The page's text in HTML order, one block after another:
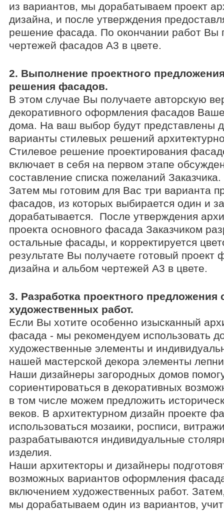
из вариантов, мы дорабатываем проект
дизайна, и после утверждения
решение фасада. По окончании работ Вы
чертежей фасадов А3 в цвете.
2. Выполнение проектного
решения фасадов.
В этом случае Вы получаете авторскую
декоративного оформления фасадов
дома. На ваш выбор будут представлены
варианты стилевых решений
Стилевое решение проектирования
включает в себя на первом этапе
составление списка пожеланий Заказчика.
Затем мы готовим для Вас три варианта
фасадов, из которых выбирается один и
дорабатывается. После утверждения
проекта основного фасада Заказчиком
остальные фасады, и корректируется
результате Вы получаете готовый проект
дизайна и альбом чертежей А3 в цвете.
3. Разработка проектного
художественных работ.
Если Вы хотите особенно изысканный
фасада - мы рекомендуем использовать
художественные элементы и
нашей мастерской декора элементы
Наши дизайнеры загородных домов
сориентироваться в декоративных
в том числе можем предложить
веков. В архитектурном дизайн проекте
использоваться мозаики, росписи,
разрабатываются индивидуальные
изделия.
Наши архитекторы и дизайнеры
возможных вариантов оформления
включением художественных работ.
мы дорабатываем один из вариантов,